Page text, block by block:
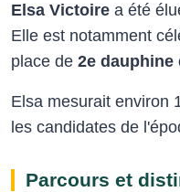
Elsa Victoire a été
Elle est notamment
place de 2e dauphine
Elsa mesurait environ
les candidates de
Parcours et